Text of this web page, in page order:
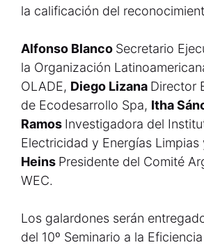
la calificación del
Alfonso Blanco Secretario
la Organización
OLADE, Diego Lizana Director
de Ecodesarrollo Spa, Itha
Ramos Investigadora del
Electricidad y Energías Limpias
Heins Presidente del Comité
WEC.
Los galardones serán
del 10º Seminario a la